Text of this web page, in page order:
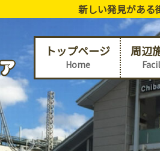
新しい発見がある
トップページ
Home
周辺